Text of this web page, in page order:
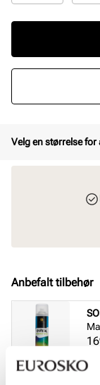
Velg en størrelse
Anbefalt tilbehør